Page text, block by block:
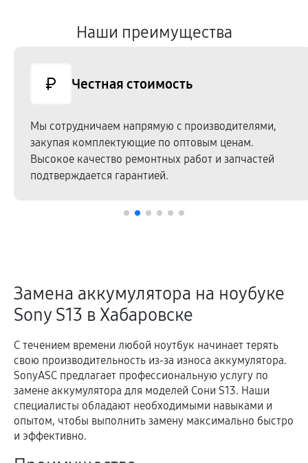
Наши преимущества
Честная стоимость
Мы сотрудничаем напрямую c производителями,
закупая комплектующие по оптовым ценам.
Высокое качество ремонтных работ и запчастей
подтверждается гарантией.
Замена аккумулятора на ноубуке
Sony S13 в Хабаровске
С течением времени любой ноутбук начинает терять
свою производительность из-за износа аккумулятора.
SonyASC предлагает профессиональную услугу по
замене аккумулятора для моделей Сони S13. Наши
специалисты обладают необходимыми навыками и
опытом, чтобы выполнить замену максимально быстро
и эффективно.